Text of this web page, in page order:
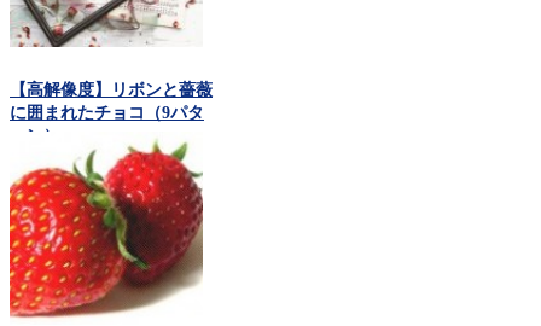
【高解像度】リボンと薔薇
に囲まれたチョコ（9パタ
ーン）